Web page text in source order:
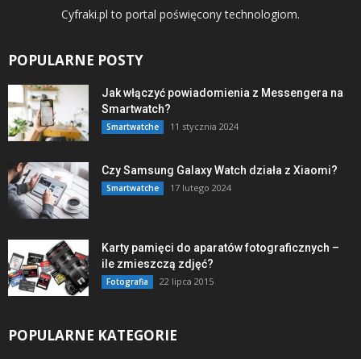
Cyfraki.pl to portal poświęcony technologiom.
POPULARNE POSTY
Jak włączyć powiadomienia z Messengera na
Smartwatch?
Smartwatche 11 stycznia 2024
Czy Samsung Galaxy Watch działa z Xiaomi?
Smartwatche 17 lutego 2024
Karty pamięci do aparatów fotograficznych –
ile zmieszczą zdjęć?
Fotografia 22 lipca 2015
POPULARNE KATEGORIE